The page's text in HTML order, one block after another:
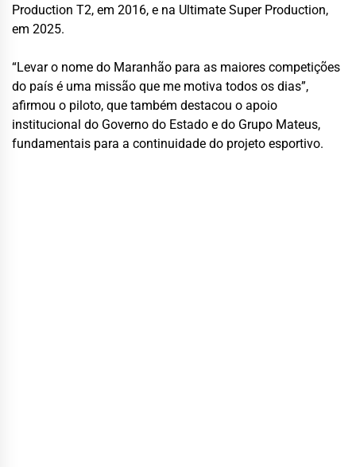
Production T2, em 2016, e na Ultimate Super Production,
em 2025.
“Levar o nome do Maranhão para as maiores competições
do país é uma missão que me motiva todos os dias”,
afirmou o piloto, que também destacou o apoio
institucional do Governo do Estado e do Grupo Mateus,
fundamentais para a continuidade do projeto esportivo.